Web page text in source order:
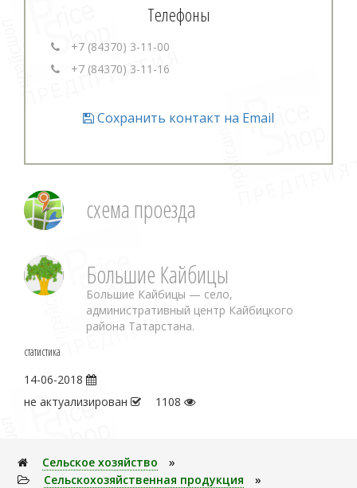
Телефоны
+7 (84370) 3-11-00
+7 (84370) 3-11-16
Сохранить контакт на Email
схема проезда
Большие Кайбицы
Большие Кайбицы — село,
административный центр Кайбицкого
района Татарстана.
статистика
14-06-2018
не актуализирован
1108
Сельское хозяйство
»
Сельскохозяйственная продукция
»